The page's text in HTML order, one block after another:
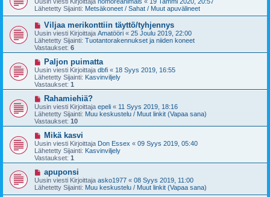
s
t
s
i
v
e
s
t
Lähetetty Sijainti: Metsäkoneet / Sahat / Muut apuvälineet
U
u
s
i
v
e
s
t
i
Viljaa merikonttiin täyttö/tyhjennys
Uusin viesti Kirjoittaja Amatööri « 25 Joulu 2019, 22:00
Lähetetty Sijainti: Tuotantorakennukset ja niiden koneet
Vastaukset: 6
U
u
s
i
v
e
s
t
i
Paljon puimatta
Uusin viesti Kirjoittaja dbfi « 18 Syys 2019, 16:55
Lähetetty Sijainti: Kasvinviljely
Vastaukset: 1
U
u
s
i
v
e
s
t
i
Rahamiehiä?
Uusin viesti Kirjoittaja epeli « 11 Syys 2019, 18:16
Lähetetty Sijainti: Muu keskustelu / Muut linkit (Vapaa sana)
Vastaukset: 10
U
u
s
i
v
e
s
t
Mikä kasvi
Uusin viesti Kirjoittaja Don Essex « 09 Syys 2019, 05:40
Lähetetty Sijainti: Kasvinviljely
Vastaukset: 1
U
u
s
i
apuponsi
Uusin viesti Kirjoittaja asko1977 « 08 Syys 2019, 11:00
Lähetetty Sijainti: Muu keskustelu / Muut linkit (Vapaa sana)